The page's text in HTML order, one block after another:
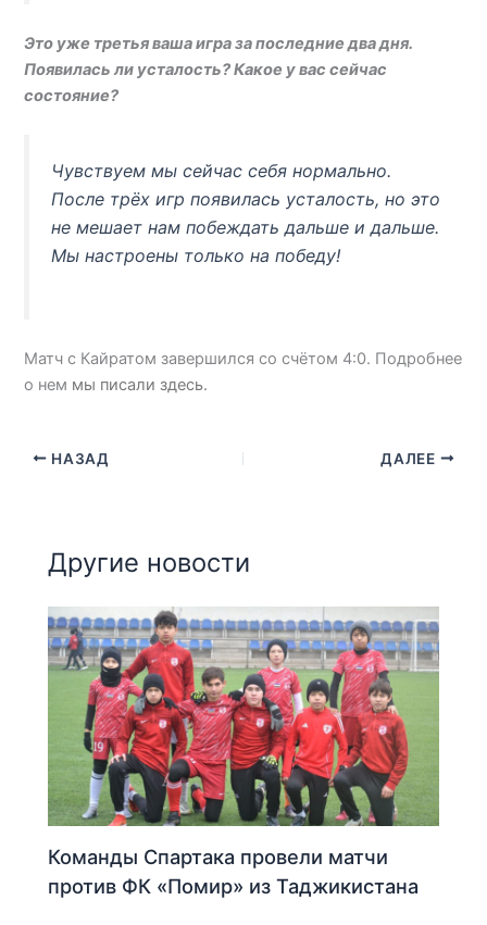
Это уже третья ваша игра за последние два дня.
Появилась ли усталость? Какое у вас сейчас
состояние?
Чувствуем мы сейчас себя нормально.
После трёх игр появилась усталость, но это
не мешает нам побеждать дальше и дальше.
Мы настроены только на победу!
Матч с Кайратом завершился со счётом 4:0. Подробнее
о нем мы писали здесь.
НАЗАД ДАЛЕЕ
Другие новости
Команды Спартака провели матчи
против ФК «Помир» из Таджикистана